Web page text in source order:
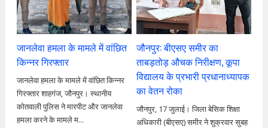
जानलेवा हमला के मामले में वांछित
किन्नर गिरफ्तार
जानलेवा हमला के मामले में वांछित किन्नर
गिरफ्तार शाहगंज, जौनपुर। स्थानीय
कोतवाली पुलिस ने मारपीट और जानलेवा
हमला करने के मामले म...
जौनपुर: बीएसए समीर का
ताबड़तोड़ औचक निरीक्षण, कूपा
विद्यालय के प्रभारी प्रधानाध्यापक
का वेतन रोका
जौनपुर, 17 जुलाई। जिला बेसिक शिक्षा
अधिकारी (बीएसए) समीर ने शुक्रवार सुबह